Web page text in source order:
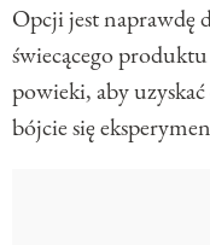
Opcji jest naprawdę
świecącego
powieki, aby
bójcie się